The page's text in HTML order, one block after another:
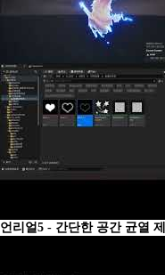
언리얼5 - 간단한 공간 균열